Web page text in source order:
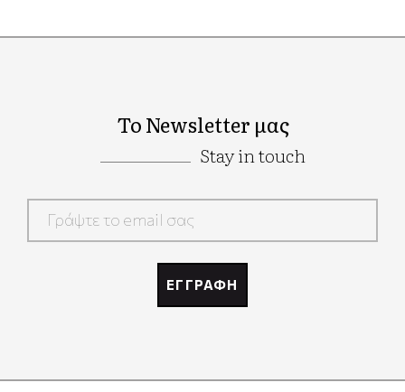
Το Newsletter μας
Stay in touch
ΕΓΓΡΑΦΗ